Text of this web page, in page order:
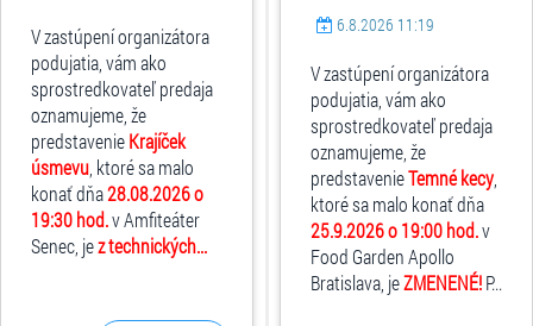
V zastúpení organizátora
podujatia, vám ako
sprostredkovateľ predaja
oznamujeme, že
predstavenieKrajíček
úsmevu , ktoré sa malo
konať dňa28.08.2026 o
19:30 hod.v Amfiteáter
Senec, jez technických...
6.8.2026 11:19
V zastúpení organizátora
podujatia, vám ako
sprostredkovateľ predaja
oznamujeme, že
predstavenieTemné kecy
ktoré sa malo konať dňa
25.9.2026 o 19:00 hod.v
Food Garden Apollo
Bratislava, jeZMENENÉ!P...